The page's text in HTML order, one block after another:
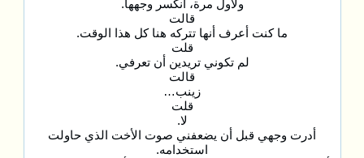
ولأول مرة، انكسر وجهها.
قالت
ما كنت أعرف أنها تتركه هنا كل هذا الوقت.
قلت
لم تكوني تريدين أن تعرفي.
قالت
زينب…
قلت
لا.
أدرت وجهي قبل أن يضعفني صوت الأخت الذي حاولت
استخدامه.